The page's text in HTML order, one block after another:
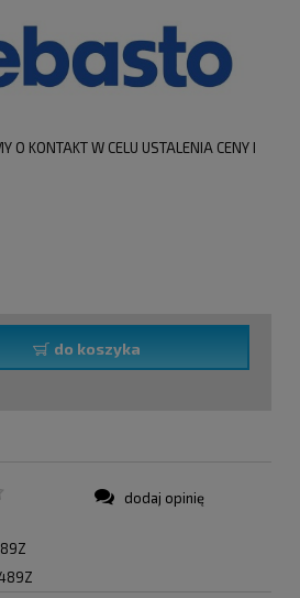
O KONTAKT W CELU USTALENIA CENY I
do koszyka
dodaj opinię